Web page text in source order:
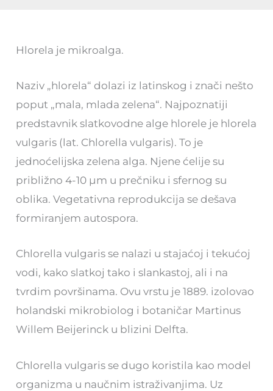
Hlorela je mikroalga.
Naziv „hlorela“ dolazi iz latinskog i znači nešto
poput „mala, mlada zelena“. Najpoznatiji
predstavnik slatkovodne alge hlorele je hlorela
vulgaris (lat. Chlorella vulgaris). To je
jednoćelijska zelena alga. Njene ćelije su
približno 4-10 µm u prečniku i sfernog su
oblika. Vegetativna reprodukcija se dešava
formiranjem autospora.
Chlorella vulgaris se nalazi u stajaćoj i tekućoj
vodi, kako slatkoj tako i slankastoj, ali i na
tvrdim površinama. Ovu vrstu je 1889. izolovao
holandski mikrobiolog i botaničar Martinus
Willem Beijerinck u blizini Delfta.
Chlorella vulgaris se dugo koristila kao model
organizma u naučnim istraživanjima. Uz